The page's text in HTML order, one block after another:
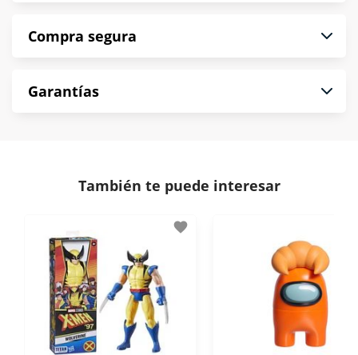
puntualmente. Al finalizar tu compra generas el
*Sujeto a aprobación de crédito conforme a
norma de Muebles América.
Compra segura
compra es segura de principio a fin.
- Certificados de seguridad SSL y Encriptación 3D.
disposiciones legales y Códigos de Ética de la
Asociación Mexicana de Internet (AIMX).
- Nos encontramos en la lista de socios Activos de
la Asociación de Internet.MX.
Garantías
También te puede interesar
favorite